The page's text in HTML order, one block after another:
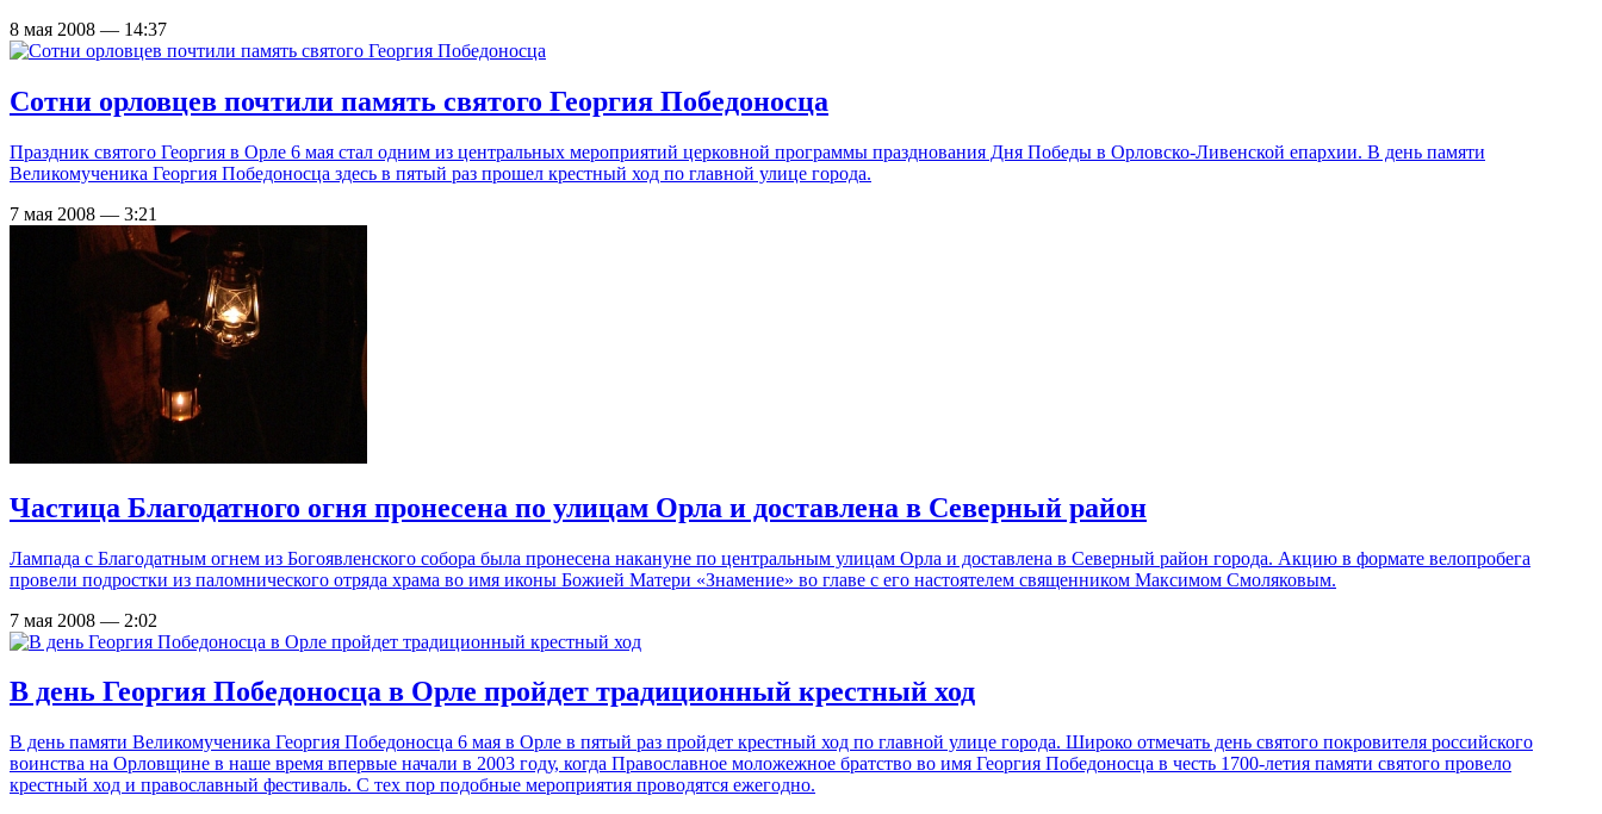
8 мая 2008 — 14:37
Сотни орловцев почтили память святого Георгия Победоносца
Праздник святого Георгия в Орле 6 мая стал одним из центральных мероприятий церковной программы празднования Дня Победы в Орловско-Ливенской епархии. В день памяти
Великомученика Георгия Победоносца здесь в пятый раз прошел крестный ход по главной улице города.
7 мая 2008 — 3:21
Частица Благодатного огня пронесена по улицам Орла и доставлена в Северный район
Лампада с Благодатным огнем из Богоявленского собора была пронесена накануне по центральным улицам Орла и доставлена в Северный район города. Акцию в формате велопробега
провели подростки из паломнического отряда храма во имя иконы Божией Матери «Знамение» во главе с его настоятелем священником Максимом Смоляковым.
7 мая 2008 — 2:02
В день Георгия Победоносца в Орле пройдет традиционный крестный ход
В день памяти Великомученика Георгия Победоносца 6 мая в Орле в пятый раз пройдет крестный ход по главной улице города. Широко отмечать день святого покровителя российского
воинства на Орловщине в наше время впервые начали в 2003 году, когда Православное моложежное братство во имя Георгия Победоносца в честь 1700-летия памяти святого провело
крестный ход и православный фестиваль. С тех пор подобные мероприятия проводятся ежегодно.